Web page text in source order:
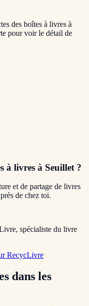
des boîtes à livres à
pour voir le détail de
à livres à Seuillet ?
et de partage de livres
de chez toi.
spécialiste du livre
RecycLivre
dans les